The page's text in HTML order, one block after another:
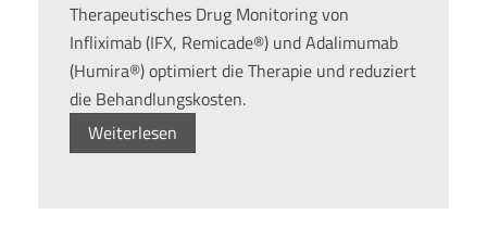
Therapeutisches Drug Monitoring von
Infliximab (IFX, Remicade®) und Adalimumab
(Humira®) optimiert die Therapie und reduziert
die Behandlungskosten.
Weiterlesen